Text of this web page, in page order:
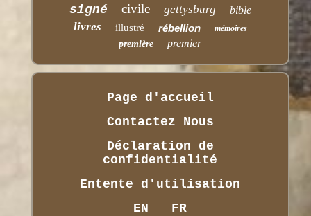
signé civile gettysburg bible
livres illustré rébellion mémoires
première premier
Page d'accueil
Contactez Nous
Déclaration de
confidentialité
Entente d'utilisation
EN
FR